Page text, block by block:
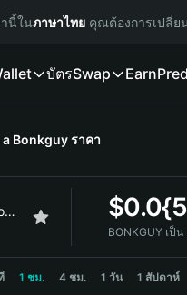
นี้ในภาษาไทย คุณต้องการเปลี่ย
บัตรSwap Earn
Bonkguyราคา
Just a Bonkguy $
BONKGUY เป็น
1 ชม. 4 ชม. 1 วัน 1 สัปดาห์